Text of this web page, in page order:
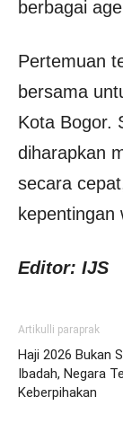
berbagai
Pertemuan
bersama
Kota Bogor.
diharapkan
secara
kepentingan
Editor: IJS
Artikulli paraprak
Haji 2026 Bukan
Ibadah, Negara
Keberpihakan